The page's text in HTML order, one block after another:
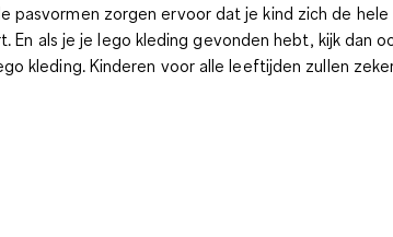
pasvormen zorgen ervoor dat je kind zich de
als je je lego kleding gevonden hebt, kijk dan
kleding. Kinderen voor alle leeftijden zullen